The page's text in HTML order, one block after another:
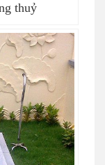
thuỷ